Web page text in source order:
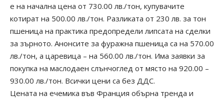
е на начална цена от 730.00 лв./тон, купувачите
котират на 500.00 лв./тон. Разликата от 230 лв. за тон
пшеница на практика предопредели липсата на сделки
за зърното. Анонсите за фуражна пшеница са на 570.00
лв./тон, а царевица – на 560.00 лв./тон. Има заявки за
покупка на маслодаен слънчоглед от място на 920.00 –
930.00 лв./тон. Всички цени са без ДДС.
Цената на ечемика във Франция обърна тренда и